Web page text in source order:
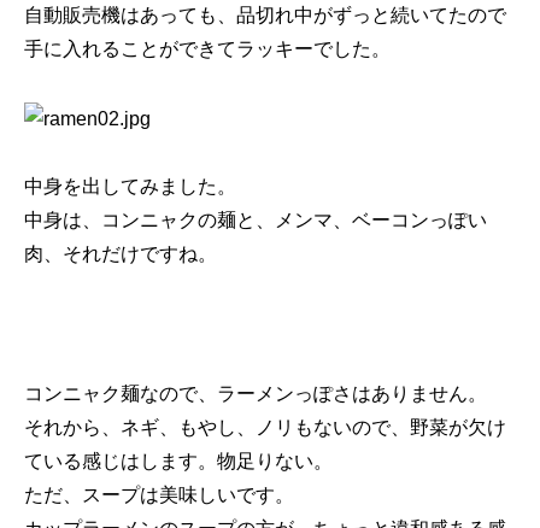
自動販売機はあっても、品切れ中がずっと続いてたので
手に入れることができてラッキーでした。
中身を出してみました。
中身は、コンニャクの麺と、メンマ、ベーコンっぽい
肉、それだけですね。
コンニャク麺なので、ラーメンっぽさはありません。
それから、ネギ、もやし、ノリもないので、野菜が欠け
ている感じはします。物足りない。
ただ、スープは美味しいです。